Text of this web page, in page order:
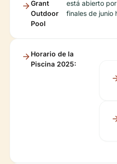
Grant
Outdoor
Pool
está abierto
finales de junio
Horario de la
Piscina 2025: